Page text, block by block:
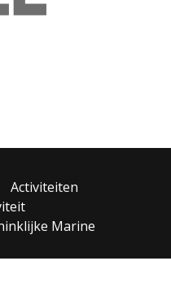
Activiteiten
Marine